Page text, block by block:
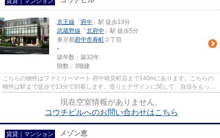
京王線 「 府中 」駅 徒歩13分
武蔵野線 「 北府中 」駅 徒歩5分
東京都府中市寿町 ２丁目
-
築年数：築32年
階数：3階建
こちらの物件はファミリーマート 府中晴見町店まで140mにあります。こちらの
物件は駅まで徒歩で13分で到着します。造りとデザインに関して、自信をもって
現在空室情報がありません。
コウチビルへのお問い合わせはこちら
賃貸｜マンション メゾン恵